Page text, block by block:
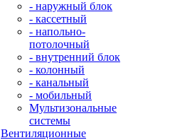
- наружный блок
- кассетный
- напольно-
потолочный
- внутренний блок
- колонный
- канальный
- мобильный
Мультизональные
системы
Вентиляционные